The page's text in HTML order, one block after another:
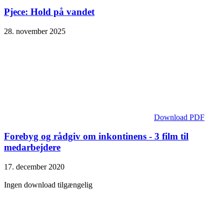
Pjece: Hold på vandet
28. november 2025
Download PDF
Forebyg og rådgiv om inkontinens - 3 film til
medarbejdere
17. december 2020
Ingen download tilgængelig